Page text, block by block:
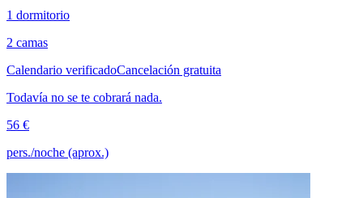
1 dormitorio
2 camas
Calendario verificadoCancelación gratuita
Todavía no se te cobrará nada.
56 €
pers./noche (aprox.)